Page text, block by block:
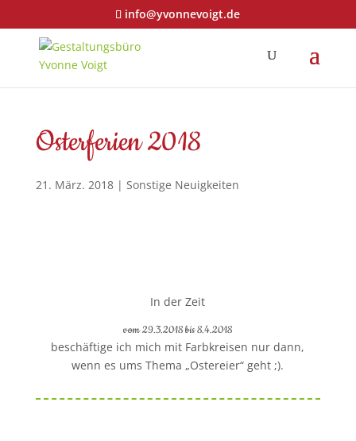
info@yvonnevoigt.de
Osterferien 2018
21. März. 2018| Sonstige Neuigkeiten
In der Zeit
vom 29.3.2018 bis 8.4.2018
beschäftige ich mich mit Farbkreisen nur dann,
wenn es ums Thema „Ostereier“ geht ;).